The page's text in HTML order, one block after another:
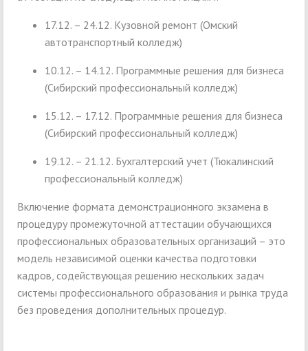
17.12. – 24.12. Кузовной ремонт (Омский
автотранспортный колледж)
10.12. – 14.12. Программные решения для бизнеса
(Сибирский профессиональный колледж)
15.12. – 17.12. Программные решения для бизнеса
(Сибирский профессиональный колледж)
19.12. – 21.12. Бухгалтерский учет (Тюкалинский
профессиональный колледж)
Включение формата демонстрационного экзамена в
процедуру промежуточной аттестации обучающихся
профессиональных образовательных организаций – это
модель независимой оценки качества подготовки
кадров, содействующая решению нескольких задач
системы профессионального образования и рынка труда
без проведения дополнительных процедур.